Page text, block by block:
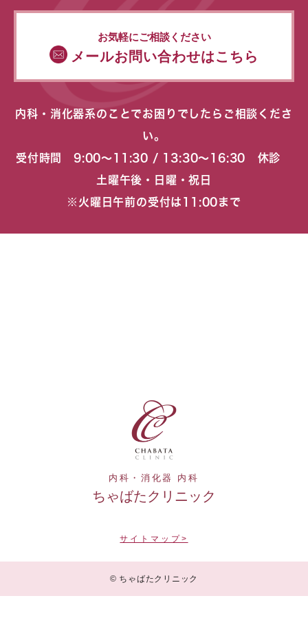
お気軽にご相談ください
メールお問い合わせはこちら
内科・消化器系のことでお困りでしたらご相談くださ
い。
受付時間 9:00〜11:30 / 13:30〜16:30 休診
土曜午後・日曜・祝日
※火曜日午前の受付は11:00まで
内科・消化器 内科
ちゃばたクリニック
サイトマップ>
© ちゃばたクリニック